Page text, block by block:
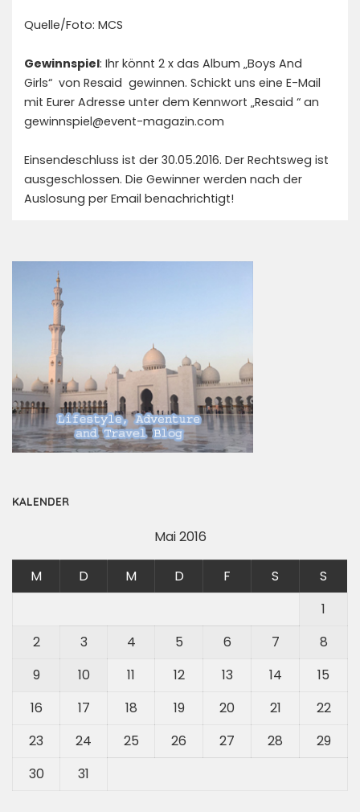
Quelle/Foto: MCS
Gewinnspiel: Ihr könnt 2 x das Album „Boys And
Girls“ von Resaid gewinnen. Schickt uns eine E-Mail
mit Eurer Adresse unter dem Kennwort „Resaid “ an
gewinnspiel@event-magazin.com
Einsendeschluss ist der 30.05.2016. Der Rechtsweg ist
ausgeschlossen. Die Gewinner werden nach der
Auslosung per Email benachrichtigt!
KALENDER
Mai 2016
M D M D F S
S
1
2
3 4 5 6 7
8
9
10 11 12 13 14
15
16
17 18 19 20 21
22
23
24 25 26 27 28
29
30
31